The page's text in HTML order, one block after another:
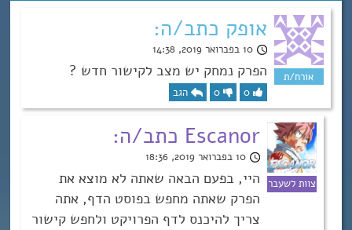
אופק כתב/ה:
10 בפברואר 2019, 14:38
הפרק נמחק יש מצב לקישור חדש ?
0
0 הגב
Escanor כתב/ה:
10 בפברואר 2019, 18:36
היי, בפעם הבאה שאתה לא מוצא את
הפרק שאתה מחפש בפוסט הדף, אתה
צריך להיכנס לדף הפרויקט ולחפש קישור